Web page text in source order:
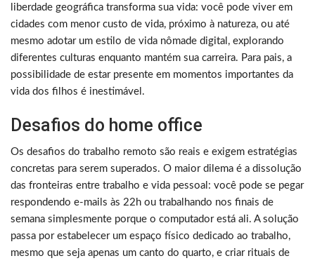
liberdade geográfica transforma sua vida: você pode viver em
cidades com menor custo de vida, próximo à natureza, ou até
mesmo adotar um estilo de vida nômade digital, explorando
diferentes culturas enquanto mantém sua carreira. Para pais, a
possibilidade de estar presente em momentos importantes da
vida dos filhos é inestimável.
Desafios do home office
Os desafios do trabalho remoto são reais e exigem estratégias
concretas para serem superados. O maior dilema é a dissolução
das fronteiras entre trabalho e vida pessoal: você pode se pegar
respondendo e-mails às 22h ou trabalhando nos finais de
semana simplesmente porque o computador está ali. A solução
passa por estabelecer um espaço físico dedicado ao trabalho,
mesmo que seja apenas um canto do quarto, e criar rituais de